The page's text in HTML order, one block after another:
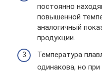
постоянно
повышенной
аналогичный
продукции.
Температура
одинакова, но